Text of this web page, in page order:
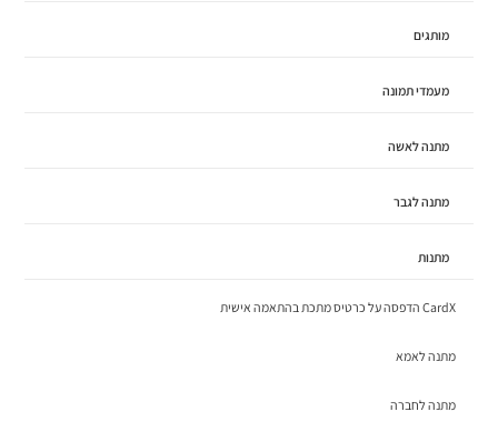
מותגים
מעמדי תמונה
מתנה לאשה
מתנה לגבר
מתנות
CardX הדפסה על כרטיס מתכת בהתאמה אישית
מתנה לאמא
מתנה לחברה